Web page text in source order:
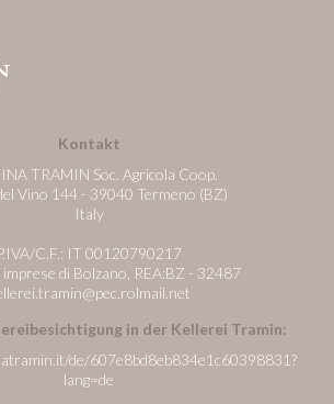
Kontakt
TRAMIN Soc. Agricola Coop.
Vino 144 - 39040 Termeno (BZ)
Italy
C.F.: IT 00120790217
imprese di Bolzano, REA:BZ - 32487
in der Kellerei Tramin:
de/607e8bd8eb834e1c60398831?
lang=de